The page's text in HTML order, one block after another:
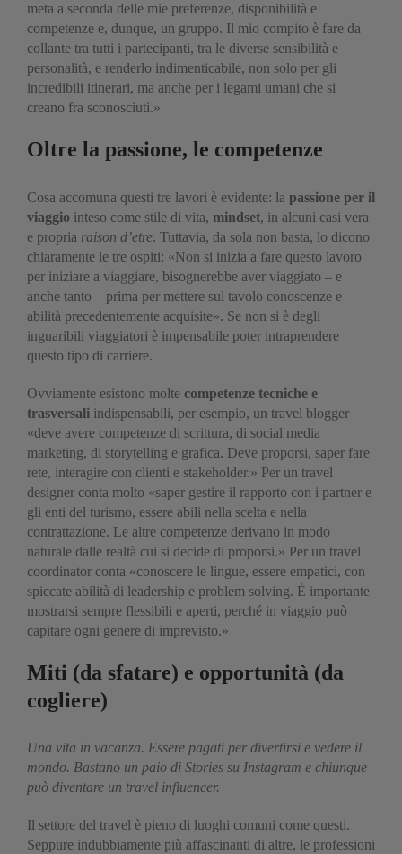
meta a seconda delle mie preferenze, disponibilità e
competenze e, dunque, un gruppo. Il mio compito è fare da
collante tra tutti i partecipanti, tra le diverse sensibilità e
personalità, e renderlo indimenticabile, non solo per gli
incredibili itinerari, ma anche per i legami umani che si
creano fra sconosciuti.»
Oltre la passione, le competenze
Cosa accomuna questi tre lavori è evidente: la passione per il
viaggio inteso come stile di vita, mindset, in alcuni casi vera
e propria raison d’etre. Tuttavia, da sola non basta, lo dicono
chiaramente le tre ospiti: «Non si inizia a fare questo lavoro
per iniziare a viaggiare, bisognerebbe aver viaggiato – e
anche tanto – prima per mettere sul tavolo conoscenze e
abilità precedentemente acquisite». Se non si è degli
inguaribili viaggiatori è impensabile poter intraprendere
questo tipo di carriere.
Ovviamente esistono molte competenze tecniche e
trasversali indispensabili, per esempio, un travel blogger
«deve avere competenze di scrittura, di social media
marketing, di storytelling e grafica. Deve proporsi, saper fare
rete, interagire con clienti e stakeholder.» Per un travel
designer conta molto «saper gestire il rapporto con i partner e
gli enti del turismo, essere abili nella scelta e nella
contrattazione. Le altre competenze derivano in modo
naturale dalle realtà cui si decide di proporsi.» Per un travel
coordinator conta «conoscere le lingue, essere empatici, con
spiccate abilità di leadership e problem solving. È importante
mostrarsi sempre flessibili e aperti, perché in viaggio può
capitare ogni genere di imprevisto.»
Miti (da sfatare) e opportunità (da
cogliere)
Una vita in vacanza. Essere pagati per divertirsi e vedere il
mondo. Bastano un paio di Stories su Instagram e chiunque
può diventare un travel influencer.
Il settore del travel è pieno di luoghi comuni come questi.
Seppure indubbiamente più affascinanti di altre, le professioni